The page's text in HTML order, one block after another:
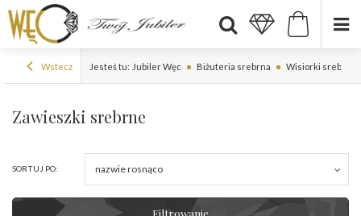
Wstecz Jesteś tu: Jubiler Węc Biżuteria srebrna Wisiorki srebrne
Zawieszki srebrne
SORTUJ PO: nazwie rosnąco
Filtrowanie